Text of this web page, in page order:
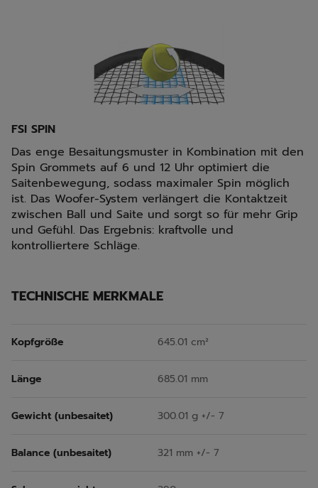
FSI SPIN
Das enge Besaitungsmuster in Kombination mit den
Spin Grommets auf 6 und 12 Uhr optimiert die
Saitenbewegung, sodass maximaler Spin möglich
ist. Das Woofer-System verlängert die Kontaktzeit
zwischen Ball und Saite und sorgt so für mehr Grip
und Gefühl. Das Ergebnis: kraftvolle und
kontrolliertere Schläge.
TECHNISCHE MERKMALE
Kopfgröße 645.01 cm²
Länge 685.01 mm
Gewicht (unbesaitet) 300.01 g +/- 7
Balance (unbesaitet) 321 mm +/- 7